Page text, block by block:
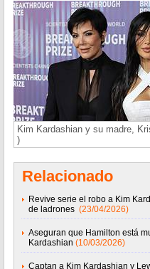
Kim Kardashian y su madre,
)
Relacionado
Revive serie el robo a Kim
de ladrones (23/04/2026)
Aseguran que Hamilton está
Kardashian (10/03/2026)
Captan a Kim Kardashian y